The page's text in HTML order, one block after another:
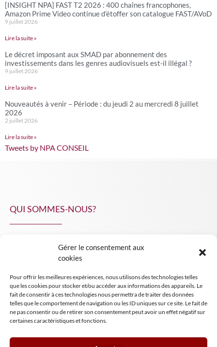
Gérer le consentement aux
cookies
Pour offrir les meilleures expériences, nous utilisons des technologies telles
que les cookies pour stocker et/ou accéder aux informations des appareils. Le
fait de consentir à ces technologies nous permettra de traiter des données
telles que le comportement de navigation ou les ID uniques sur ce site. Le fait de
ne pas consentir ou de retirer son consentement peut avoir un effet négatif sur
certaines caractéristiques et fonctions.
[INSIGHT NPA] FAST T2 2026 : 400 chaînes francophones,
Amazon Prime Video continue d’étoffer son catalogue FAST/AVoD
9 juillet 2026
Lire la suite »
Le décret imposant aux SMAD par abonnement des
investissements dans les genres audiovisuels est-il illégal ?
9 juillet 2026
Lire la suite »
Nouveautés à venir – Période : du jeudi 2 au mercredi 8 juillet
2026
2 juillet 2026
Lire la suite »
Tweets by NPA CONSEIL
QUI SOMMES-NOUS?
INSIGHT NPA